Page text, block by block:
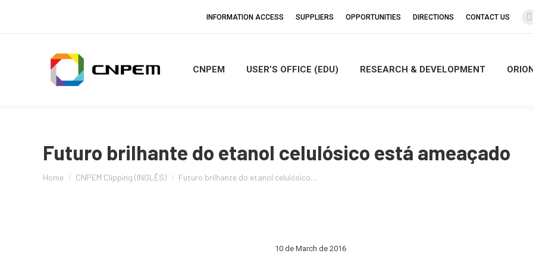
INFORMATION ACCESS SUPPLIERS OPPORTUNITIES DIRECTIONS CONTACT US
CNPEM USER’S OFFICE (EDU) RESEARCH & DEVELOPMENT
Futuro brilhante do etanol celulósico está ameaçado
Home CNPEM Clipping (INGLÊS) Futuro brilhante do etanol celulósico…
10 de March de 2016